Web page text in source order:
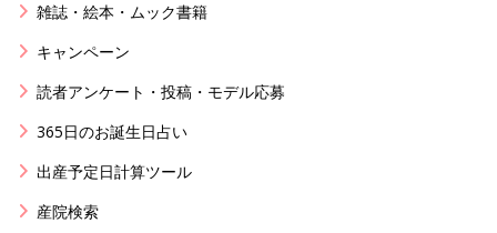
雑誌・絵本・ムック書籍
キャンペーン
読者アンケート・投稿・モデル応募
365日のお誕生日占い
出産予定日計算ツール
産院検索